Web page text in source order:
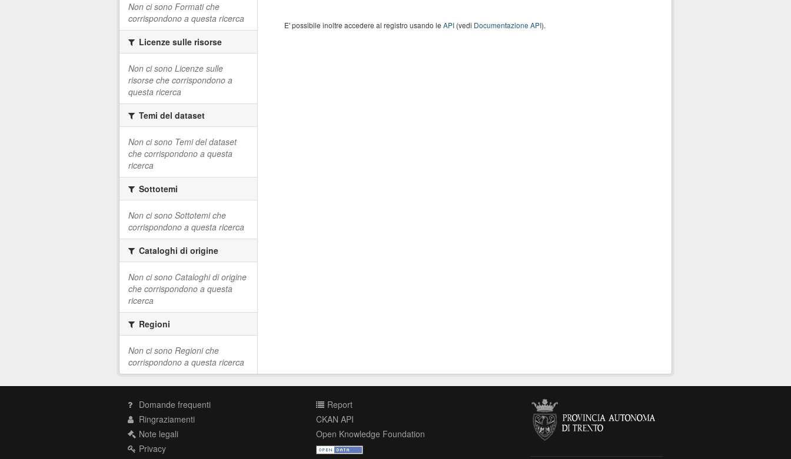
Non ci sono Formati che
corrispondono a questa ricerca
Licenze sulle risorse
Non ci sono Licenze sulle
risorse che corrispondono a
questa ricerca
Temi del dataset
Non ci sono Temi del dataset
che corrispondono a questa
ricerca
Sottotemi
Non ci sono Sottotemi che
corrispondono a questa ricerca
Cataloghi di origine
Non ci sono Cataloghi di origine
che corrispondono a questa
ricerca
Regioni
Non ci sono Regioni che
corrispondono a questa ricerca
E' possibile inoltre accedere al registro usando le API(vedi Documentazione API).
Domande frequenti
Ringraziamenti
Note legali
Privacy
Report
CKAN API
Open Knowledge Foundation